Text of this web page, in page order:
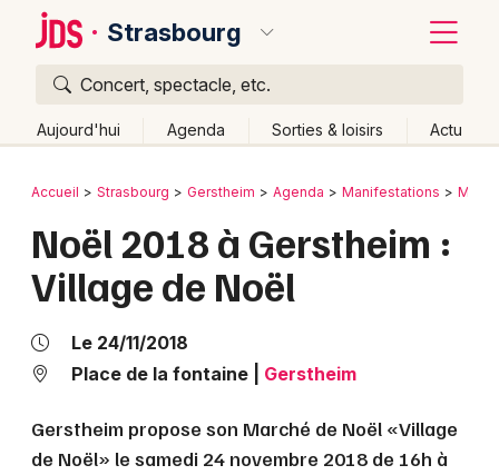
Strasbourg
Concert, spectacle, etc.
Aujourd'hui Agenda Sorties & loisirs Actu
Publier un événement
Grands événements
Activité & Expérience
Manifestations
Bordeaux
Colmar
Lyon
Mulhouse
Retour
Accueil Strasbourg Gerstheim Agenda Manifestations
Noël 2018 à Gerstheim :
Village de Noël
Le 24/11/2018
Place de la fontaine
Gerstheim
Gerstheim propose son Marché de Noël «Village
de Noël» le samedi 24 novembre 2018 de 16h à
Quoi ?
Où ?
Partout
Près de moi Changer de lieu
Quand ?
Aujourd'hui
Demain